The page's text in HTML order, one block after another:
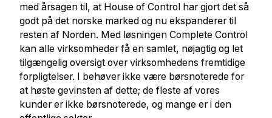
med årsagen til, at House of Control har gjort det så
godt på det norske marked og nu ekspanderer til
resten af Norden. Med løsningen Complete Control
kan alle virksomheder få en samlet, nøjagtig og let
tilgængelig oversigt over virksomhedens fremtidige
forpligtelser. I behøver ikke være børsnoterede for
at høste gevinsten af dette; de fleste af vores
kunder er ikke børsnoterede, og mange er i den